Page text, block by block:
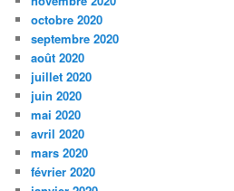
octobre 2020
septembre 2020
août 2020
juillet 2020
juin 2020
mai 2020
avril 2020
mars 2020
février 2020